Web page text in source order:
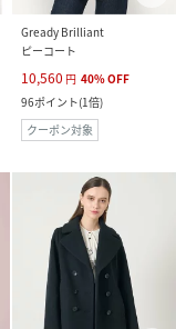
Gready Brilliant
ピーコート
10,560 円 40%OFF
96ポイント(1倍)
クーポン対象